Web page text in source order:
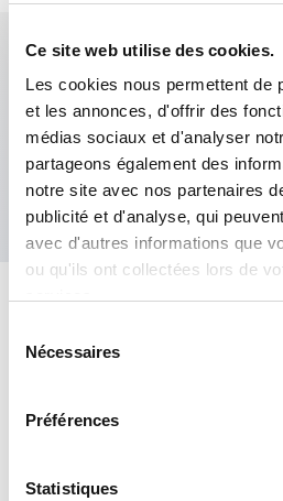
Ce site web utilise des cookies.
Les cookies nous permettent de
et les annonces, d'offrir des
médias sociaux et d'analyser
partageons également des
notre site avec nos partenaires
publicité et d'analyse, qui
avec d'autres informations que
ou qu'ils ont collectées lors de
Nécessaires
Préférences
Statistiques
Caractéristiques clés
Alimentation 24VCC, borne
séparé/commun, sortie
Mounting and Installation
Performance Specifications